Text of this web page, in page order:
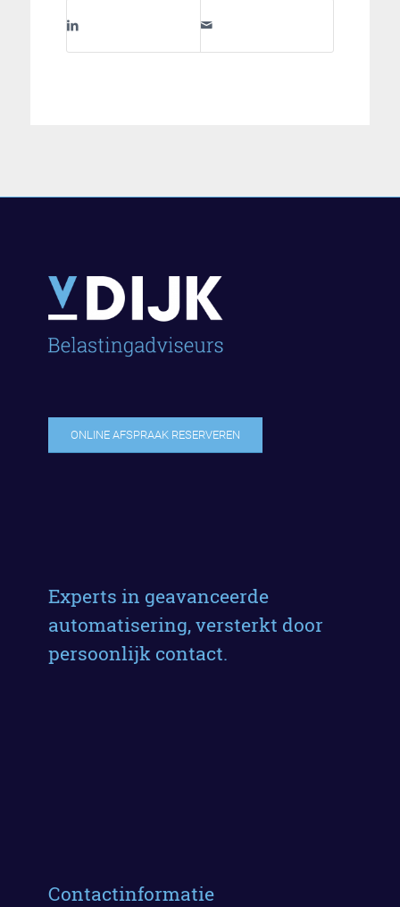
ONLINE AFSPRAAK RESERVEREN
Experts in geavanceerde
automatisering, versterkt door
persoonlijk contact.
Contactinformatie